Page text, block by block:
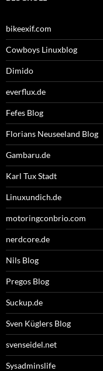
bikeexif.com
Cowboys Linuxblog
Dimido
everflux.de
Fefes Blog
Florians Neuseeland Blog
Gambaru.de
Karl Tux Stadt
Linuxundich.de
motoringconbrio.com
nerdcore.de
Nils Blog
Pregos Blog
Suckup.de
Sven Küglers Blog
svenseidel.net
Sysadminslife